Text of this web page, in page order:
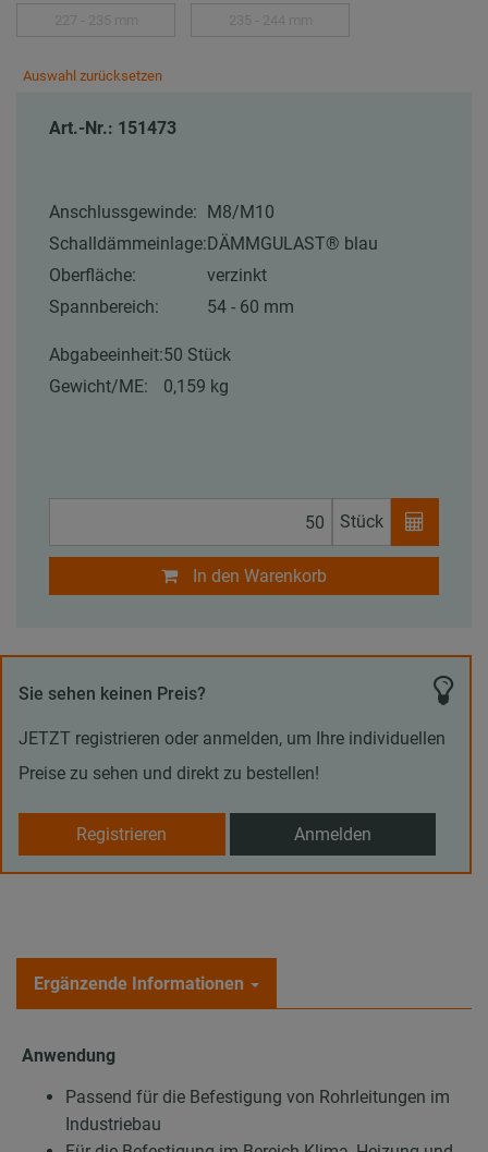
Auswahl zurücksetzen
Art.-Nr.: 151473
Anschlussgewinde:
M8/M10
Schalldämmeinlage: DÄMMGULAST® blau
Oberfläche:
verzinkt
Spannbereich:
54 - 60 mm
Abgabeeinheit:50 Stück
Gewicht/ME:
0,159 kg
Stück
In den Warenkorb
Sie sehen keinen Preis?
JETZT registrieren oder anmelden, um Ihre individuellen
Preise zu sehen und direkt zu bestellen!
Registrieren Anmelden
Ergänzende Informationen
Anwendung
Passend für die Befestigung von Rohrleitungen im
Industriebau